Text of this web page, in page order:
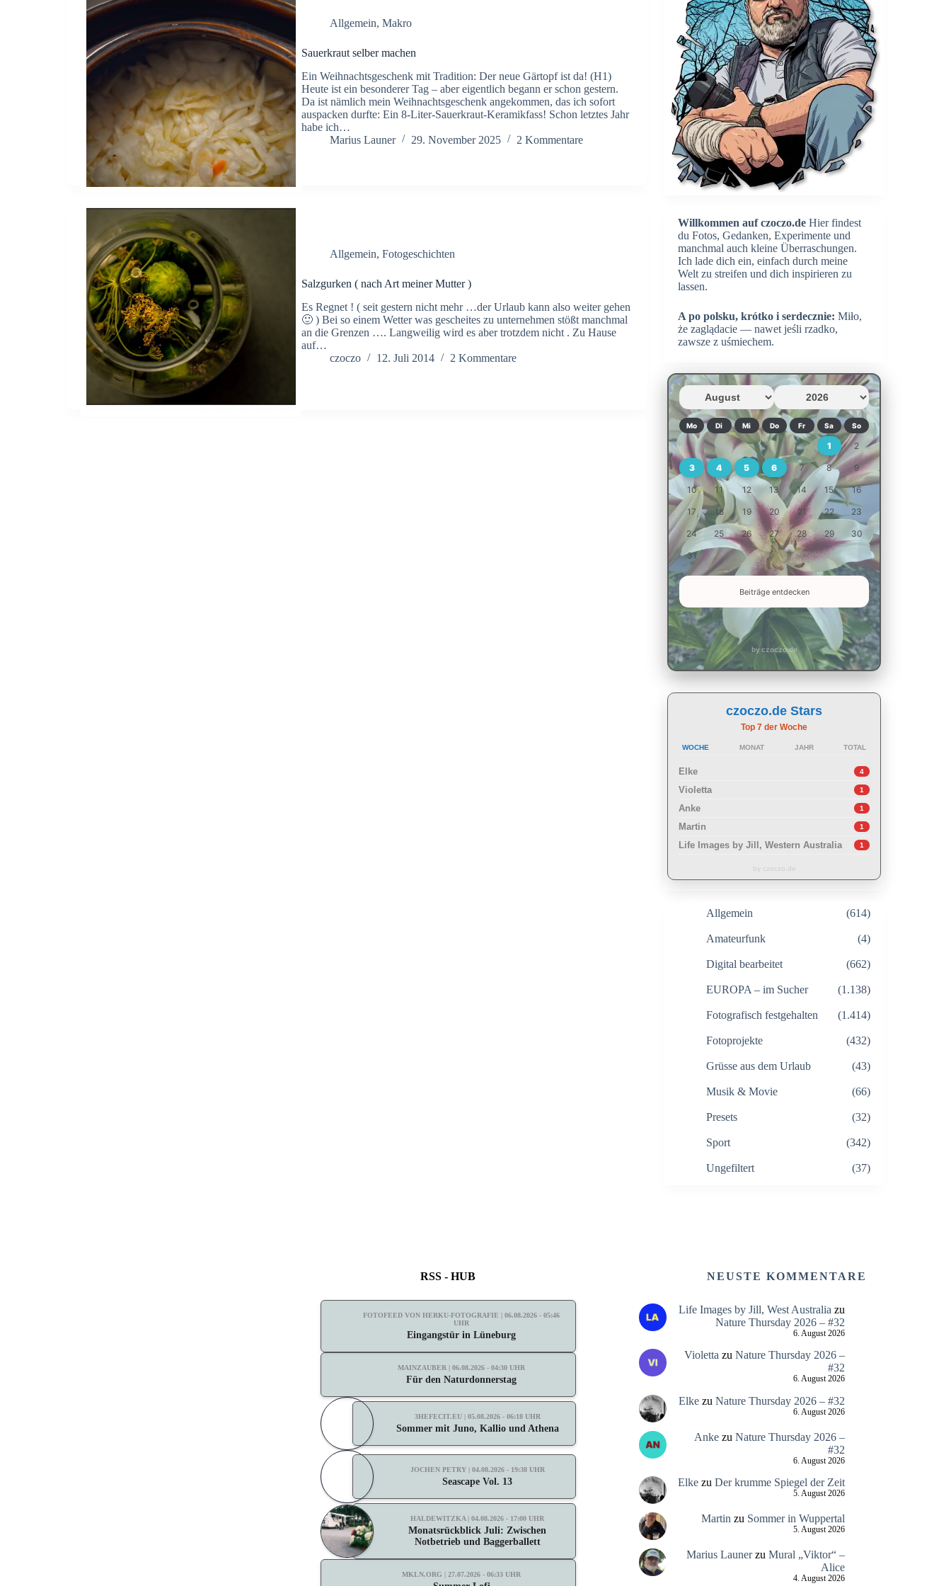
Allgemein,Makro
Sauerkraut selber machen
Ein Weihnachtsgeschenk mit Tradition: Der neue Gärtopf ist da! (H1)
Heute ist ein besonderer Tag – aber eigentlich begann er schon gestern.
Da ist nämlich mein Weihnachtsgeschenk angekommen, das ich sofort
auspacken durfte: Ein 8-Liter-Sauerkraut-Keramikfass! Schon letztes Jahr
habe ich…
Marius Launer
29. November 2025 2 Kommentare
Allgemein,Fotogeschichten
Salzgurken ( nach Art meiner Mutter )
Es Regnet ! ( seit gestern nicht mehr …der Urlaub kann also weiter gehen
🙂 ) Bei so einem Wetter was gescheites zu unternehmen stößt manchmal
an die Grenzen …. Langweilig wird es aber trotzdem nicht . Zu Hause
auf…
czoczo
12. Juli 2014 2 Kommentare
Willkommen auf czoczo.de Hier findest
du Fotos, Gedanken, Experimente und
manchmal auch kleine Überraschungen.
Ich lade dich ein, einfach durch meine
Welt zu streifen und dich inspirieren zu
lassen.
A po polsku, krótko i serdecznie: Miło,
że zaglądacie — nawet jeśli rzadko,
zawsze z uśmiechem.
Mo Di Mi Do Fr Sa So
1 2
3 4 5 6 7 8 9
10 11 12 13 14 15 16
17 18 19 20 21 22 23
24 25 26 27 28 29 30
31
Beiträge entdecken
by czoczo.de
czoczo.de Stars
Top 7 der Woche
WOCHE MONAT JAHR TOTAL
Elke 4
Violetta 1
Anke 1
Martin 1
Life Images by Jill, Western Australia 1
by czoczo.de
Allgemein (614)
Amateurfunk (4)
Digital bearbeitet (662)
EUROPA – im Sucher (1.138)
Fotografisch festgehalten (1.414)
Fotoprojekte (432)
Grüsse aus dem Urlaub (43)
Musik & Movie (66)
Presets (32)
Sport (342)
Ungefiltert (37)
RSS - HUB
FOTOFEED VON HERKU-FOTOGRAFIE | 06.08.2026 - 05:46
UHR
Eingangstür in Lüneburg
MAINZAUBER | 06.08.2026 - 04:30 UHR
Für den Naturdonnerstag
3HEFECIT.EU | 05.08.2026 - 06:18 UHR
Sommer mit Juno, Kallio und Athena
JOCHEN PETRY | 04.08.2026 - 19:38 UHR
Seascape Vol. 13
HALDEWITZKA | 04.08.2026 - 17:00 UHR
Monatsrückblick Juli: Zwischen
Notbetrieb und Baggerballett
MKLN.ORG | 27.07.2026 - 06:33 UHR
NEUSTE KOMMENTARE
Life Images by Jill, West Australia zu
Nature Thursday 2026 – #32
6. August 2026
Violetta zu Nature Thursday 2026 –
#32
6. August 2026
Elkezu Nature Thursday 2026 – #32
6. August 2026
Ankezu Nature Thursday 2026 –
#32
6. August 2026
Elkezu Der krumme Spiegel der Zeit
5. August 2026
Martin zu Sommer in Wuppertal
5. August 2026
Marius Launerzu Mural „Viktor“ –
Alice
4. August 2026